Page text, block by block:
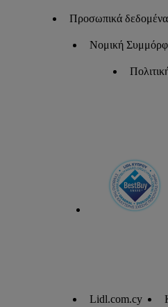
Προσωπικά δεδομένα
Νομική
Lidl.com.cy